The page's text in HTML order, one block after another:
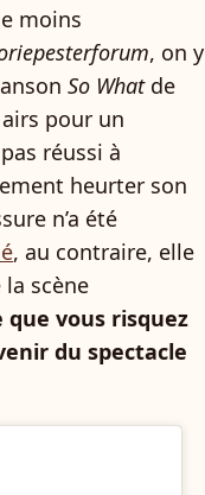
moins
, on y
So Whatde
pour un
réussi à
heurter son
n’a été
, au contraire, elle
scène
que vous risquez
du spectacle